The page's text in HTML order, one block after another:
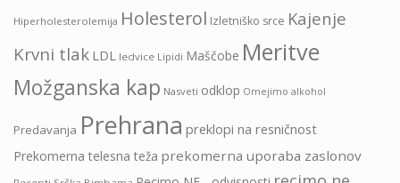
Hiperholesterolemija Holesterol Izletniško srce Kajenje
Krvni tlak LDL ledvice Lipidi Maščobe Meritve
Možganska kap Nasveti odklop Omejimo alkohol
Predavanja Prehrana preklopi na resničnost
Prekomerna telesna teža prekomerna uporaba zaslonov